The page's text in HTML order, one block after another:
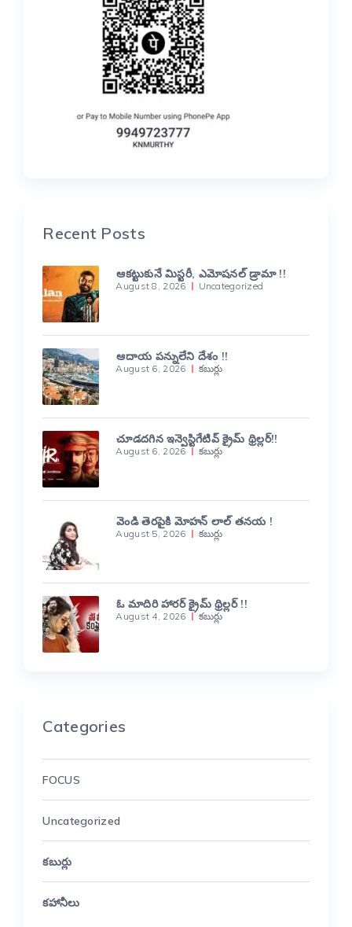
Recent Posts
ఆకట్టుకునే మిస్టరీ, ఎమోషనల్ డ్రామా !!
August 8, 2026 Uncategorized
ఆదాయ పన్నులేని దేశం !!
August 6, 2026 కబుర్లు
చూడదగిన ఇన్వెస్టిగేటివ్ క్రైమ్ థ్రిల్లర్!!
August 6, 2026 కబుర్లు
వెండి తెరపైకి మోహన్ లాల్ తనయ !
August 5, 2026 కబుర్లు
ఓ మాదిరి హారర్ క్రైమ్ థ్రిల్లర్ !!
August 4, 2026 కబుర్లు
Categories
FOCUS
Uncategorized
కబుర్లు
కహానీలు